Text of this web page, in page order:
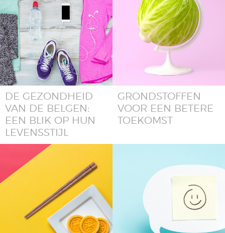
DE GEZONDHEID
VAN DE BELGEN:
EEN BLIK OP HUN
LEVENSSTIJL
GRONDSTOFFEN
VOOR EEN BETERE
TOEKOMST